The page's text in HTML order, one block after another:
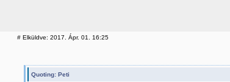
# Elküldve: 2017. Ápr. 01. 16:25
Quoting: Peti